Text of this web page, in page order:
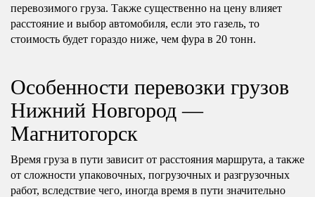
перевозимого груза. Также существенно на цену влияет
расстояние и выбор автомобиля, если это газель, то
стоимость будет гораздо ниже, чем фура в 20 тонн.
Особенности перевозки грузов
Нижний Новгород —
Магнитогорск
Время груза в пути зависит от расстояния маршрута, а также
от сложности упаковочных, погрузочных и разгрузочных
работ, вследствие чего, иногда время в пути значительно